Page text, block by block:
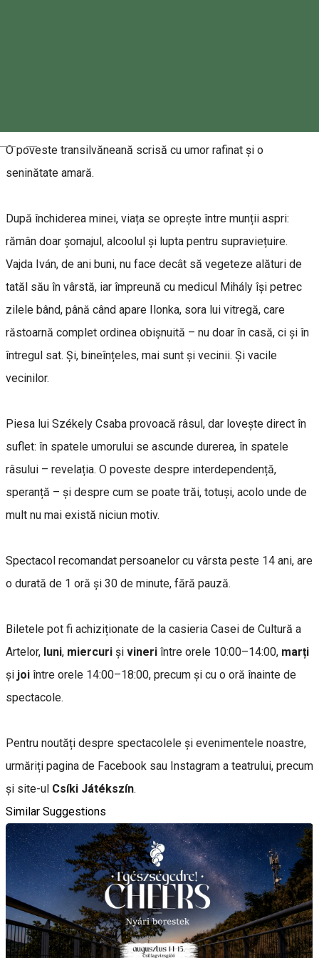
O poveste transilvăneană scrisă cu umor rafinat și o
seninătate amară.
După închiderea minei, viața se oprește între munții aspri:
rămân doar șomajul, alcoolul și lupta pentru supraviețuire.
Vajda Iván, de ani buni, nu face decât să vegeteze alături de
tatăl său în vârstă, iar împreună cu medicul Mihály își petrec
zilele bând, până când apare Ilonka, sora lui vitregă, care
răstoarnă complet ordinea obișnuită – nu doar în casă, ci și în
întregul sat. Și, bineînțeles, mai sunt și vecinii. Și vacile
vecinilor.
Piesa lui Székely Csaba provoacă râsul, dar lovește direct în
suflet: în spatele umorului se ascunde durerea, în spatele
râsului – revelația. O poveste despre interdependență,
speranță – și despre cum se poate trăi, totuși, acolo unde de
mult nu mai există niciun motiv.
Spectacol recomandat persoanelor cu vârsta peste 14 ani, are
o durată de 1 oră și 30 de minute, fără pauză.
Biletele pot fi achiziționate de la casieria Casei de Cultură a
Artelor, luni, miercuri și vineri între orele 10:00–14:00, marți
și joi între orele 14:00–18:00, precum și cu o oră înainte de
spectacole.
Pentru noutăți despre spectacolele și evenimentele noastre,
urmăriți pagina de Facebook sau Instagram a teatrului, precum
și site-ul Csíki Játékszín.
Similar Suggestions